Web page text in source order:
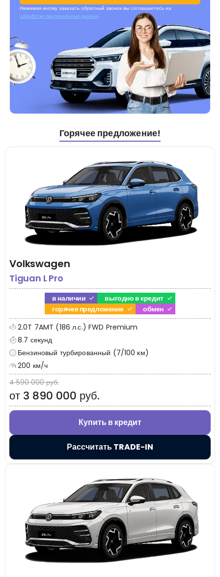
Нажимая кнопку заказать обратный звонок вы соглашаетесь на
обработку персональных данных
Горячее предложение!
Volkswagen
Tiguan L Pro
в наличии
выгодно в кредит
горячее предложение
обмен
2.0T 7AMT (186 л.с.) FWD Premium
8.7 секунд
Бензиновый турбированный (7/100 км)
200 км/ч
4 590 000 руб.
от 3 890 000 руб.
Купить в кредит
Рассчитать TRADE-IN